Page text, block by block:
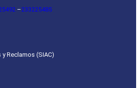
–233225485
Reclamos (SIAC)